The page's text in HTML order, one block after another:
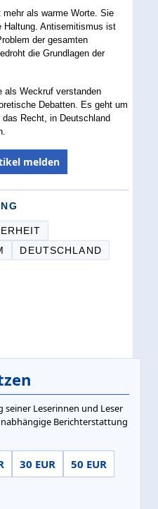
als warme Worte. Sie
Haltung. Antisemitismus ist
der gesamten
die Grundlagen der
als Weckruf verstanden
Debatten. Es geht um
Recht, in Deutschland
melden
DEUTSCHLAND
Leserinnen und Leser
Berichterstattung
30 EUR
50 EUR